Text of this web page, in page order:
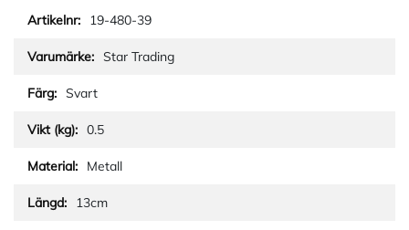
19-480-39
Star Trading
Svart
0.5
Metall
13cm